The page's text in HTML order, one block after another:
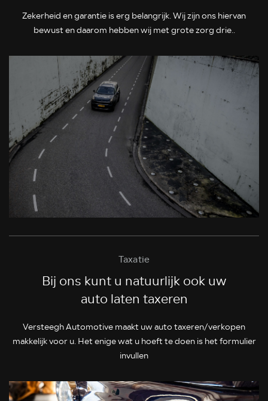
Zekerheid en garantie is erg belangrijk. Wij zijn ons hiervan
bewust en daarom hebben wij met grote zorg drie..
Taxatie
Bij ons kunt u natuurlijk ook uw
auto laten taxeren
Versteegh Automotive maakt uw auto taxeren/verkopen
makkelijk voor u. Het enige wat u hoeft te doen is het formulier
invullen